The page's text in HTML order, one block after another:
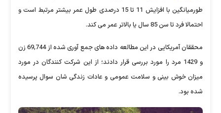
طورمیانگین با افزایش 11 تا 15 درصدی طول عمر بیشتر مرتبط است و
احتمالا فرد تا سن 85 سال یا بالاتر عمر می کند.
محققان آمریکایی در این مطالعه داده های جمع آوری شده از 69,744 زن
و 1429 مرد را مورد بررسی قرار دادند؛ از این شرکت کنندگان در مورد
میزان خوش بینی و سلامت عمومی و عادات زندگی شان سوال پرسیده
شده بود.